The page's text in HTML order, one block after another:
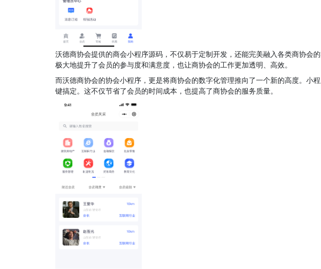
沃德商协会提供的商会小程序源码，不仅易于定制开发，还能完美融入各类商协会
极大地提升了会员的参与度和满意度，也让商协会的工作更加透明、高效。
而沃德商协会的协会小程序，更是将商协会的数字化管理推向了一个新的高度。小
键搞定。这不仅节省了会员的时间成本，也提高了商协会的服务质量。